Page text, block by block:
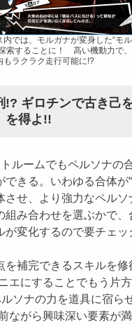
では、モルガナが変身した“モ
索することに！ 高い機動力で
もラクラク走行可能に!?
!? ギロチンで古き己
を得よ!!
ルームでもペルソナの
できる。いわゆる合体が
させ、より強力なペルソ
組み合わせを選ぶかで、
変化するので要チェッ
補完できるスキルを修
エにすることでもう片
ルソナの力を道具に宿ら
ながら興味深い要素が